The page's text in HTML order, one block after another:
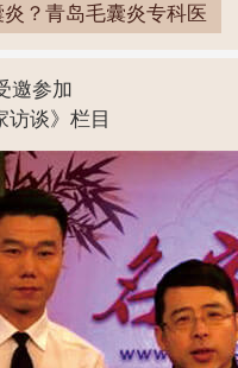
？青岛毛囊炎专科医
邀参加
访谈》栏目